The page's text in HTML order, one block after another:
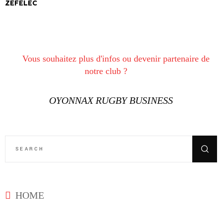
ZEFELEC
Vous souhaitez plus d'infos ou devenir partenaire de
notre club ?
OYONNAX RUGBY BUSINESS
HOME